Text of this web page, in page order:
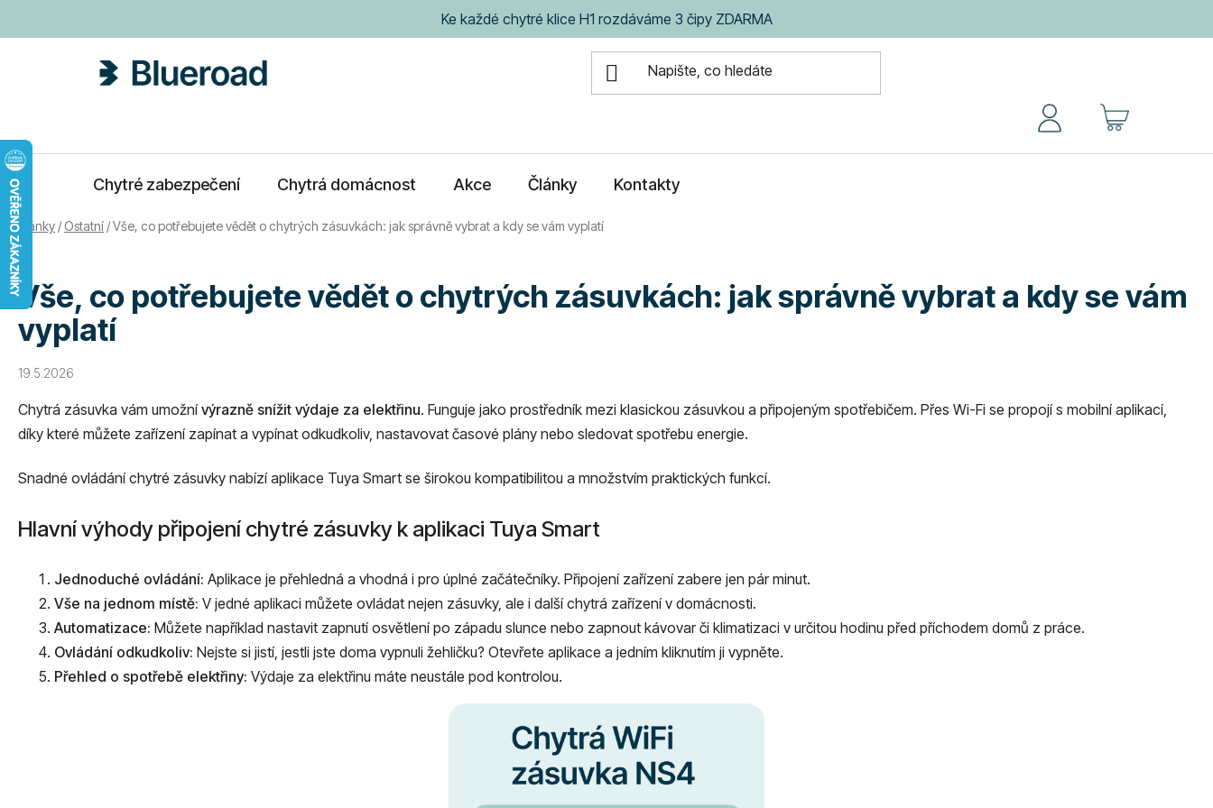
Ke každé chytré klice H1 rozdáváme 3 čipy ZDARMA
NÁKUPNÍ
Chytré zabezpečení Chytrá domácnost Akce Články Kontakty
Domů
/Články / Ostatní /Vše, co potřebujete vědět o chytrých zásuvkách: jak správně vybrat a kdy se vám vyplatí
Vše, co potřebujete vědět o chytrých zásuvkách: jak správně vybrat a kdy se vám
vyplatí
19.5.2026
Chytrá zásuvka vám umožní výrazně snížit výdaje za elektřinu. Funguje jako prostředník mezi klasickou zásuvkou a připojeným spotřebičem. Přes Wi-Fi se propojí s mobilní aplikací,
díky které můžete zařízení zapínat a vypínat odkudkoliv, nastavovat časové plány nebo sledovat spotřebu energie.
Snadné ovládání chytré zásuvky nabízí aplikace Tuya Smart se širokou kompatibilitou a množstvím praktických funkcí.
Hlavní výhody připojení chytré zásuvky k aplikaci Tuya Smart
Jednoduché ovládání: Aplikace je přehledná a vhodná i pro úplné začátečníky. Připojení zařízení zabere jen pár minut.
Vše na jednom místě: V jedné aplikaci můžete ovládat nejen zásuvky, ale i další chytrá zařízení v domácnosti.
Automatizace: Můžete například nastavit zapnutí osvětlení po západu slunce nebo zapnout kávovar či klimatizaci v určitou hodinu před příchodem domů z práce.
Ovládání odkudkoliv: Nejste si jistí, jestli jste doma vypnuli žehličku? Otevřete aplikace a jedním kliknutím ji vypněte.
Přehled o spotřebě elektřiny: Výdaje za elektřinu máte neustále pod kontrolou.